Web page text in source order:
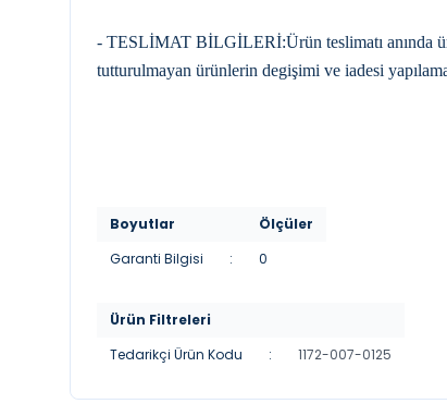
- TESLİMAT BİLGİLERİ:Ürün teslimatı anında
tutturulmayan ürünlerin degişimi ve iadesi
Boyutlar
Ölçüler
Garanti Bilgisi
: 0
Ürün Filtreleri
Tedarikçi Ürün Kodu
: 1172-007-0125